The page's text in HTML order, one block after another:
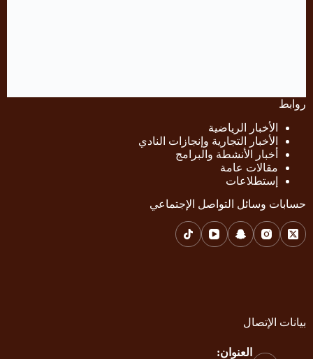
روابط
الأخبار الرياضية
الأخبار التجارية وإنجازات النادي
أخبار الأنشطة والبرامج
مقالات عامة
إستطلاعات
حسابات وسائل التواصل الإجتماعي
بيانات الإتصال
العنوان: